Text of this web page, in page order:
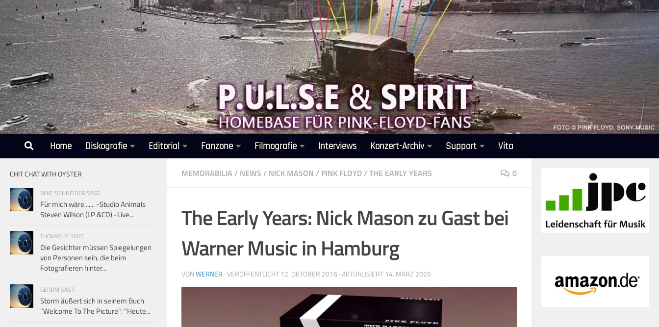
Unter dem Inhalt
Home Diskografie Editorial Fanzone Filmografie Interviews Konzert-Archiv Support Vita
MEMORABILIA / NEWS / NICK MASON / PINK FLOYD/THE EARLY YEARS 0
The Early Years: Nick Mason zu Gast bei
Warner Music in Hamburg
VONWERNER · VERÖFFENTLICHT 12. OKTOBER 2016 · AKTUALISIERT 14. MÄRZ 2026
CHIT CHAT WITH OYSTER
MIKE SCHNEIDER SAGT:
Für mich wäre ...... -Studio Animals
Steven Wilson (LP &CD) -Live...
THOMAS P. SAGT:
Die Gesichter müssen Spiegelungen
von Personen sein, die beim
Fotografieren hinter...
GERDM SAGT:
Storm äußert sich in seinem Buch
"Welcome To The Picture": "Heute...